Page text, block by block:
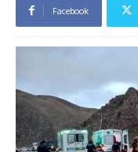
Facebook